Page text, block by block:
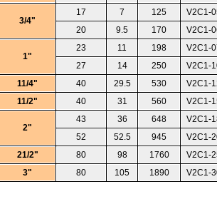
3/4"
17 7 125
V2C1-
20
9.5 170 V2C1-
1"
23 11 198
V2C1-
27
14 250
V2C1-
11/4"
40 29.5 530
V2C1-
11/2"
40 31 560 V2C1-
2"
43 36 648
V2C1-
52
52.5 945
V2C1-
21/2"
80 98 1760
V2C1-
3"
80 105 1890 V2C1-